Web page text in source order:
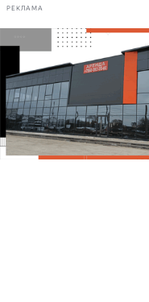
РЕКЛАМА